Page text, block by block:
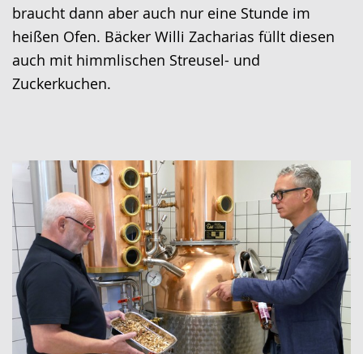
braucht dann aber auch nur eine Stunde im
heißen Ofen. Bäcker Willi Zacharias füllt diesen
auch mit himmlischen Streusel- und
Zuckerkuchen.